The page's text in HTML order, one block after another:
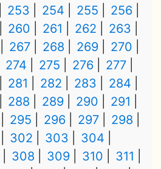
253 254 255
256
260 261 262
263
267 268 269
270
274 275 276
277
281 282 283
284
288 289 290
291
295 296 297
298
302 303
304
308 309 310
311